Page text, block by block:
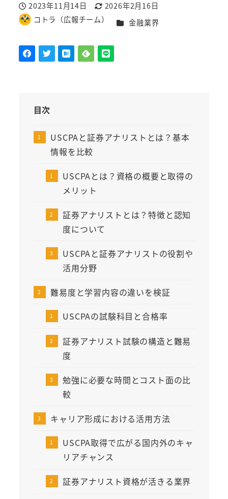
投稿日
2023年11月14日
更新日
2026年2月16日
著
コトラ（広報チーム） カテゴリー
金融業界
目次
USCPAと証券アナリストとは？基本
情報を比較
USCPAとは？資格の概要と取得の
メリット
証券アナリストとは？特徴と認知
度について
USCPAと証券アナリストの役割や
活用分野
難易度と学習内容の違いを検証
USCPAの試験科目と合格率
証券アナリスト試験の構造と難易
度
勉強に必要な時間とコスト面の比
較
キャリア形成における活用方法
USCPA取得で広がる国内外のキャ
リアチャンス
証券アナリスト資格が活きる業界